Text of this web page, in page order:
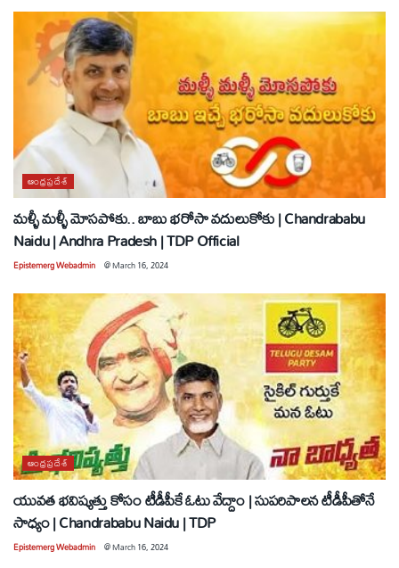
ఆంధ్రప్రదేశ్
మళ్ళీ మళ్ళీ మోసపోకు.. బాబు భరోసా వదులుకోకు | Chandrababu
Naidu | Andhra Pradesh | TDP Official
Epistemerg Webadmin @March 16, 2024
ఆంధ్రప్రదేశ్
యువత భవిష్యత్తు కోసం టీడీపీకే ఓటు వేద్దాం | సుపరిపాలన టీడీపీతోనే
సాధ్యం | Chandrababu Naidu | TDP
Epistemerg Webadmin @March 16, 2024